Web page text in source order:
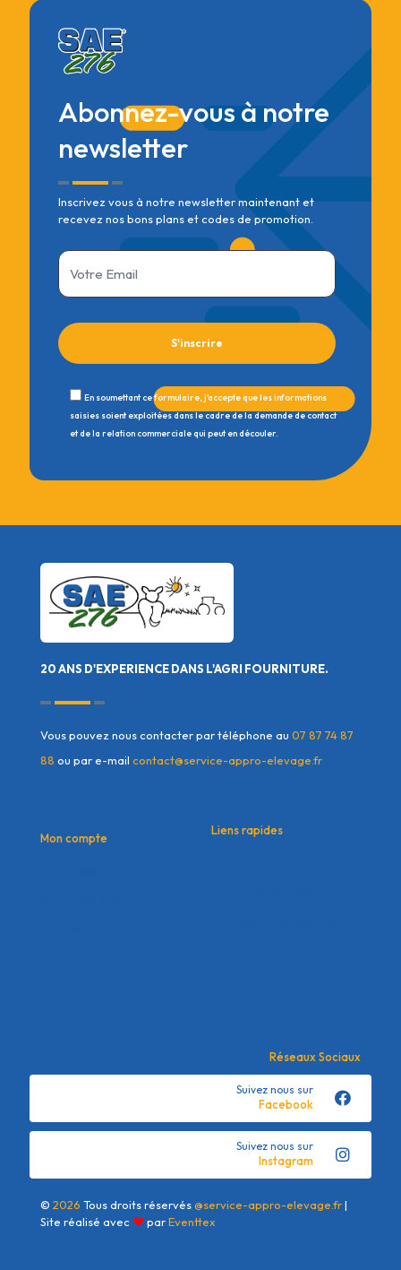
Abonnez-vous à notre
newsletter
Inscrivez vous à notre newsletter maintenant et
recevez nos bons plans et codes de promotion.
En soumettant ce formulaire, j'accepte que les informations
saisies soient exploitées dans le cadre de la demande de contact
et de la relation commerciale qui peut en découler.
20 ANS D'EXPERIENCE DANS L'AGRI FOURNITURE.
Vous pouvez nous contacter par téléphone au 07 87 74 87
88 ou par e-mail contact@service-appro-elevage.fr
Mon compte
Liens rapides
Réseaux Sociaux
Facebook
Suivez nous sur
Instagram
Suivez nous sur
© 2026 Tous droits réservés@service-appro-elevage.fr|
Site réalisé avec ❤parEventtex